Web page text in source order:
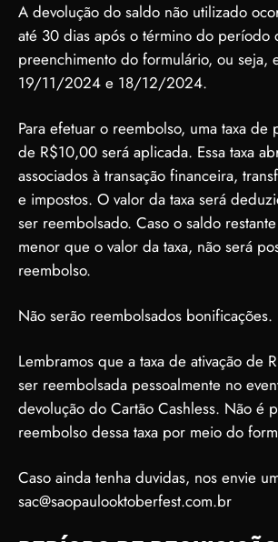
A devolução do saldo não utilizado
até 30 dias após o término do período
preenchimento do formulário, ou seja,
19/11/2024 e 18/12/2024.
Para efetuar o reembolso, uma taxa de
de R$10,00 será aplicada. Essa taxa
associados à transação financeira,
e impostos. O valor da taxa será
ser reembolsado. Caso o saldo
menor que o valor da taxa, não será
reembolso.
Não serão reembolsados bonificações.
Lembramos que a taxa de ativação de
ser reembolsada pessoalmente no
devolução do Cartão Cashless. Não é
reembolso dessa taxa por meio do
Caso ainda tenha duvidas, nos envie
sac@saopaulooktoberfest.com.br